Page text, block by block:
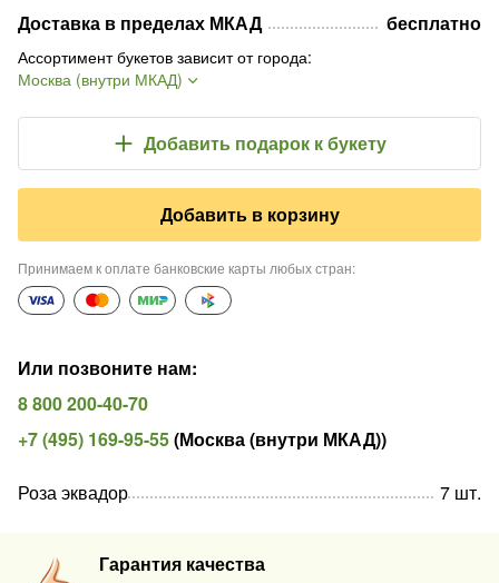
Доставка в пределах МКАД бесплатно
Ассортимент букетов зависит от города:
Москва (внутри МКАД)
Добавить подарок к букету
Добавить в корзину
Принимаем к оплате банковские карты любых стран:
Или позвоните нам:
8 800 200-40-70
+7 (495) 169-95-55(Москва (внутри МКАД))
Гарантия качества
Роза эквадор 7 шт.